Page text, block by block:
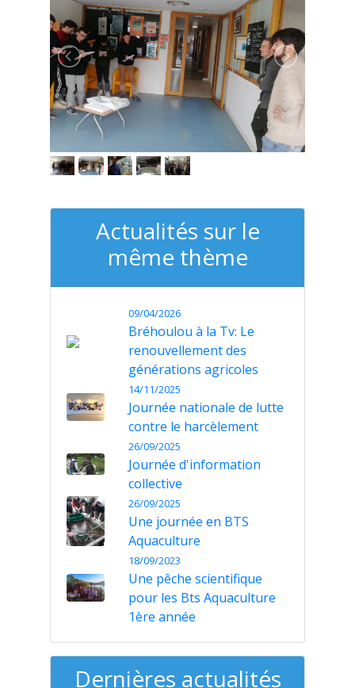
Actualités sur le
même thème
09/04/2026
Bréhoulou à la Tv: Le
renouvellement des
générations agricoles
14/11/2025
Journée nationale de lutte
contre le harcèlement
26/09/2025
Journée d'information
collective
26/09/2025
Une journée en BTS
Aquaculture
18/09/2023
Une pêche scientifique
pour les Bts Aquaculture
1ère année
Dernières actualités